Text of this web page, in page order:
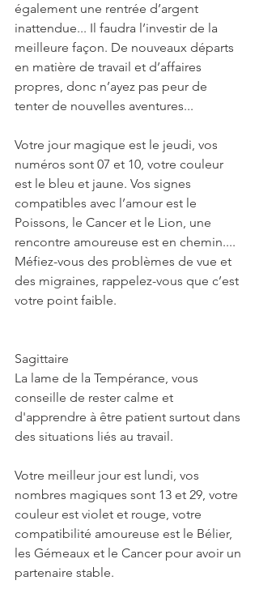
également une rentrée d’argent
inattendue... Il faudra l’investir de la
meilleure façon. De nouveaux départs
en matière de travail et d’affaires
propres, donc n’ayez pas peur de
tenter de nouvelles aventures...
Votre jour magique est le jeudi, vos
numéros sont 07 et 10, votre couleur
est le bleu et jaune. Vos signes
compatibles avec l’amour est le
Poissons, le Cancer et le Lion, une
rencontre amoureuse est en chemin....
Méfiez-vous des problèmes de vue et
des migraines, rappelez-vous que c’est
votre point faible.
Sagittaire
La lame de la Tempérance, vous
conseille de rester calme et
d'apprendre à être patient surtout dans
des situations liés au travail.
Votre meilleur jour est lundi, vos
nombres magiques sont 13 et 29, votre
couleur est violet et rouge, votre
compatibilité amoureuse est le Bélier,
les Gémeaux et le Cancer pour avoir un
partenaire stable.